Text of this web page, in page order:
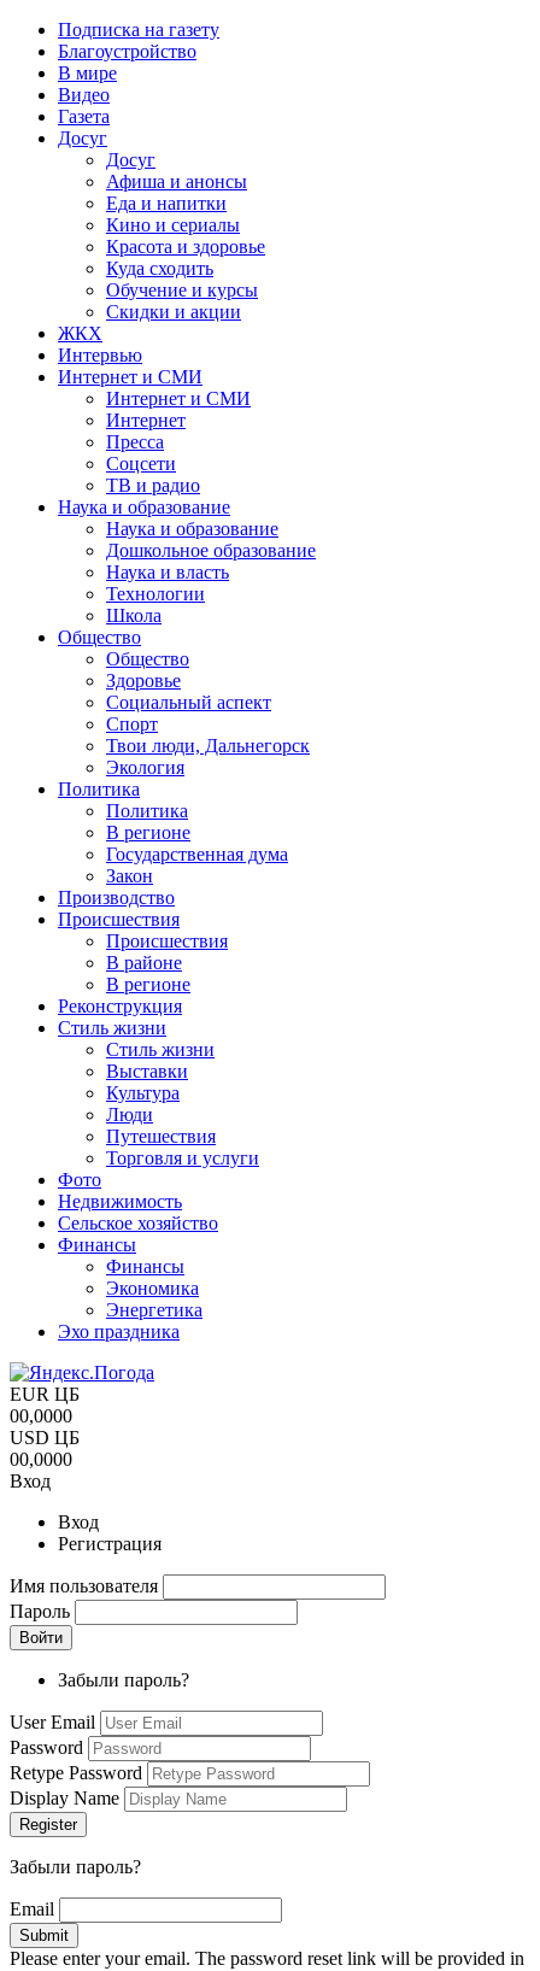
Подписка на газету
Благоустройство
В мире
Видео
Газета
Досуг
Досуг
Афиша и анонсы
Еда и напитки
Кино и сериалы
Красота и здоровье
Куда сходить
Обучение и курсы
Скидки и акции
ЖКХ
Интервью
Интернет и СМИ
Интернет и СМИ
Интернет
Пресса
Соцсети
ТВ и радио
Наука и образование
Наука и образование
Дошкольное образование
Наука и власть
Технологии
Школа
Общество
Общество
Здоровье
Социальный аспект
Спорт
Твои люди, Дальнегорск
Экология
Политика
Политика
В регионе
Государственная дума
Закон
Производство
Происшествия
Происшествия
В районе
В регионе
Реконструкция
Стиль жизни
Стиль жизни
Выставки
Культура
Люди
Путешествия
Торговля и услуги
Фото
Недвижимость
Сельское хозяйство
Финансы
Финансы
Экономика
Энергетика
Эхо праздника
EUR ЦБ
00,0000
USD ЦБ
00,0000
Вход
Вход
Регистрация
Имя пользователя
Пароль
Забыли пароль?
User Email
Password
Retype Password
Display Name
Забыли пароль?
Email
Please enter your email. The password reset link will be provided in